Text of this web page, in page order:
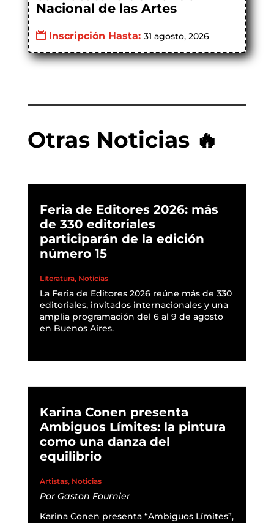
Nacional de las Artes
Inscripción Hasta: 31 agosto, 2026
Otras Noticias 🔥
Feria de Editores 2026: más
de 330 editoriales
participarán de la edición
número 15
Literatura, Noticias
La Feria de Editores 2026 reúne más de 330
editoriales, invitados internacionales y una
amplia programación del 6 al 9 de agosto
en Buenos Aires.
Karina Conen presenta
Ambiguos Límites: la pintura
como una danza del
equilibrio
Artistas, Noticias
Por Gaston Fournier
Karina Conen presenta “Ambiguos Límites”,